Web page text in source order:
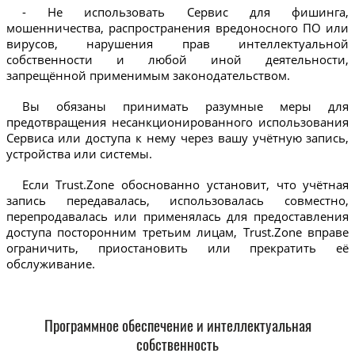
- Не использовать Сервис для фишинга,
мошенничества, распространения вредоносного ПО или
вирусов, нарушения прав интеллектуальной
собственности и любой иной деятельности,
запрещённой применимым законодательством.
Вы обязаны принимать разумные меры для
предотвращения несанкционированного использования
Сервиса или доступа к нему через вашу учётную запись,
устройства или системы.
Если Trust.Zone обоснованно установит, что учётная
запись передавалась, использовалась совместно,
перепродавалась или применялась для предоставления
доступа посторонним третьим лицам, Trust.Zone вправе
ограничить, приостановить или прекратить её
обслуживание.
Программное обеспечение и интеллектуальная
собственность